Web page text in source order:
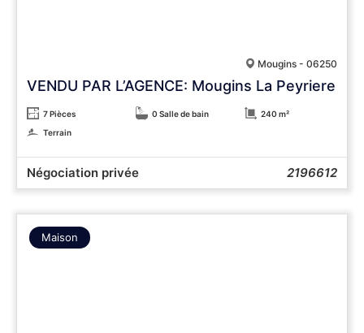
Mougins - 06250
VENDU PAR L’AGENCE: Mougins La Peyriere
7 Pièces 0 Salle de bain
240 m²
Terrain
Négociation privée 2196612
Maison